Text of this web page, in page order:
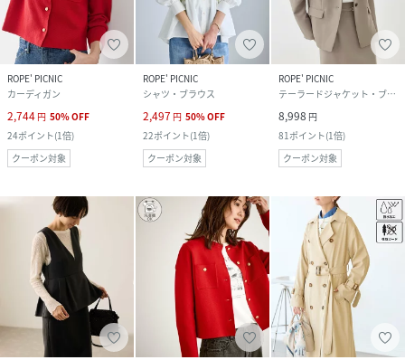
ROPE' PICNIC
カーディガン
2,744 円 50%OFF
24ポイント(1倍)
クーポン対象
ROPE' PICNIC
シャツ・ブラウス
2,497 円 50%OFF
22ポイント(1倍)
クーポン対象
ROPE' PICNIC
テーラードジャケット・ブレザー
8,998 円
81ポイント(1倍)
クーポン対象